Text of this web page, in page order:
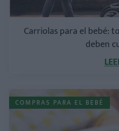
Carriolas para el bebé:
deben
COMPRAS PARA EL BEBÉ